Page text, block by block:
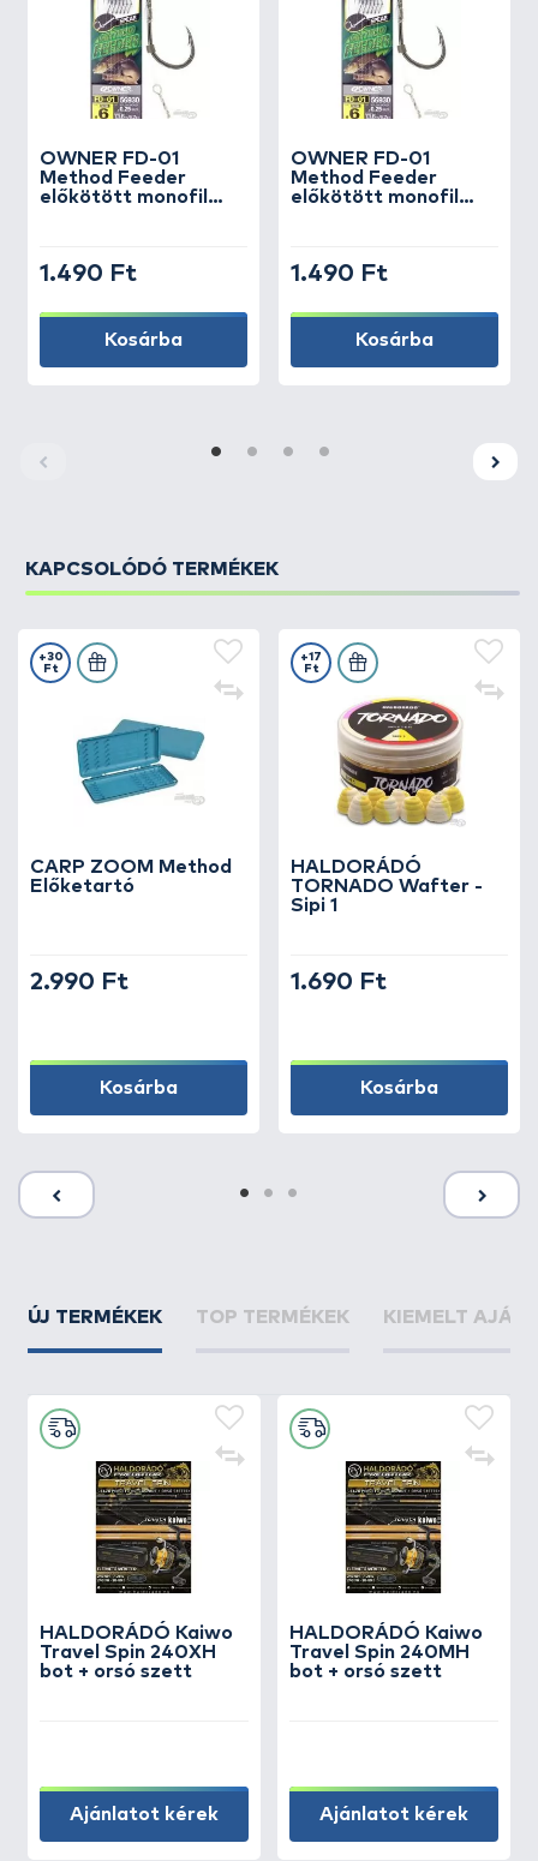
OWNER FD-01
Method Feeder
előkötött monofil
1.490 Ft
Kosárba
OWNER FD-01
Method Feeder
előkötött monofil
1.490 Ft
Kosárba
KAPCSOLÓDÓ TERMÉKEK
CARP ZOOM Method
Előketartó
+30
Ft
2.990 Ft
Kosárba
HALDORÁDÓ
TORNADO Wafter -
Sipi 1
+17
Ft
1.690 Ft
Kosárba
ÚJ TERMÉKEK TOP TERMÉKEK KIEMELT
HALDORÁDÓ Kaiwo
Travel Spin 240XH
bot + orsó szett
Ajánlatot kérek
HALDORÁDÓ Kaiwo
Travel Spin 240MH
bot + orsó szett
Ajánlatot kérek